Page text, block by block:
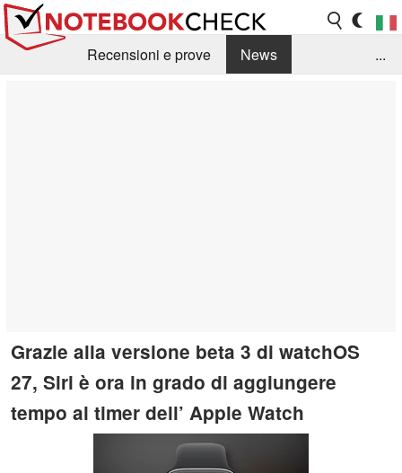
Recensioni e prove
News
...
Grazie alla versione beta 3 di watchOS
27, Siri è ora in grado di aggiungere
tempo al timer dell’ Apple Watch